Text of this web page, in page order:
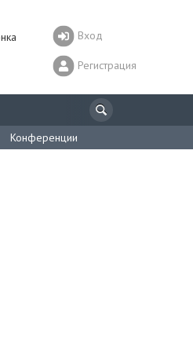
Вход
Регистрация
Конференции